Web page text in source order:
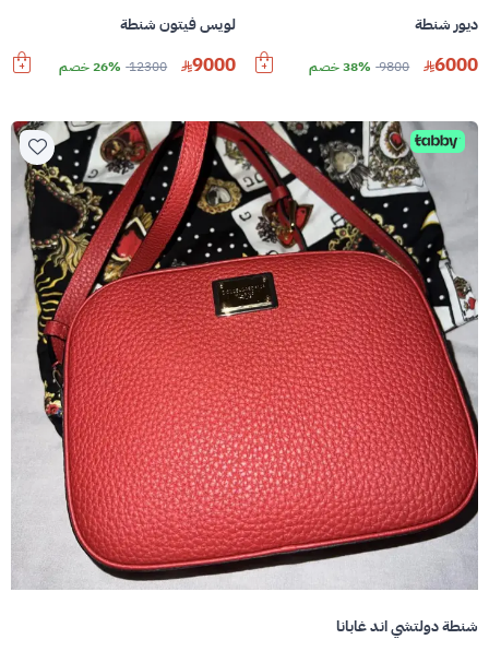
ديور شنطة
6000
9800 38% خصم
لويس فيتون شنطة
9000
12300 26% خصم
شنطة دولتشي اند غابانا